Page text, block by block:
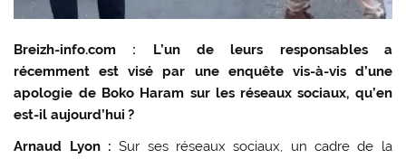
Breizh-info.com : L’un de leurs responsables a
récemment est visé par une enquête vis-à-vis d’une
apologie de Boko Haram sur les réseaux sociaux, qu’en
est-il aujourd’hui ?
Arnaud Lyon : Sur ses réseaux sociaux, un cadre de la